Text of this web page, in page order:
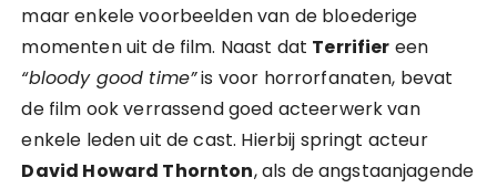
maar enkele voorbeelden van de bloederige
momenten uit de film. Naast dat Terrifier een
“bloody good time”is voor horrorfanaten, bevat
de film ook verrassend goed acteerwerk van
enkele leden uit de cast. Hierbij springt acteur
David Howard Thornton, als de angstaanjagende